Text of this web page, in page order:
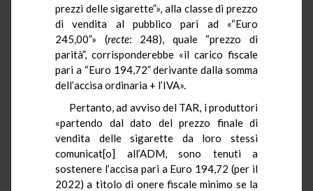
prezzi delle sigarette”», alla classe di prezzo
di vendita al pubblico pari ad «“Euro
245,00”» (recte: 248), quale “prezzo di
parità”, corrisponderebbe «il carico fiscale
pari a “Euro 194,72” derivante dalla somma
dell’accisa ordinaria + l’IVA».
Pertanto, ad avviso del TAR, i produttori
«partendo dal dato del prezzo finale di
vendita delle sigarette da loro stessi
comunicat[o] all’ADM, sono tenuti a
sostenere l’accisa pari a Euro 194,72 (per il
2022) a titolo di onere fiscale minimo se la